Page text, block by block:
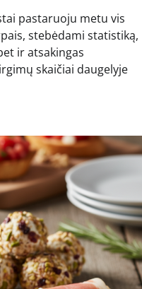
pastaruoju metu vis
stebėdami statistiką,
ir atsakingas
skaičiai daugelyje